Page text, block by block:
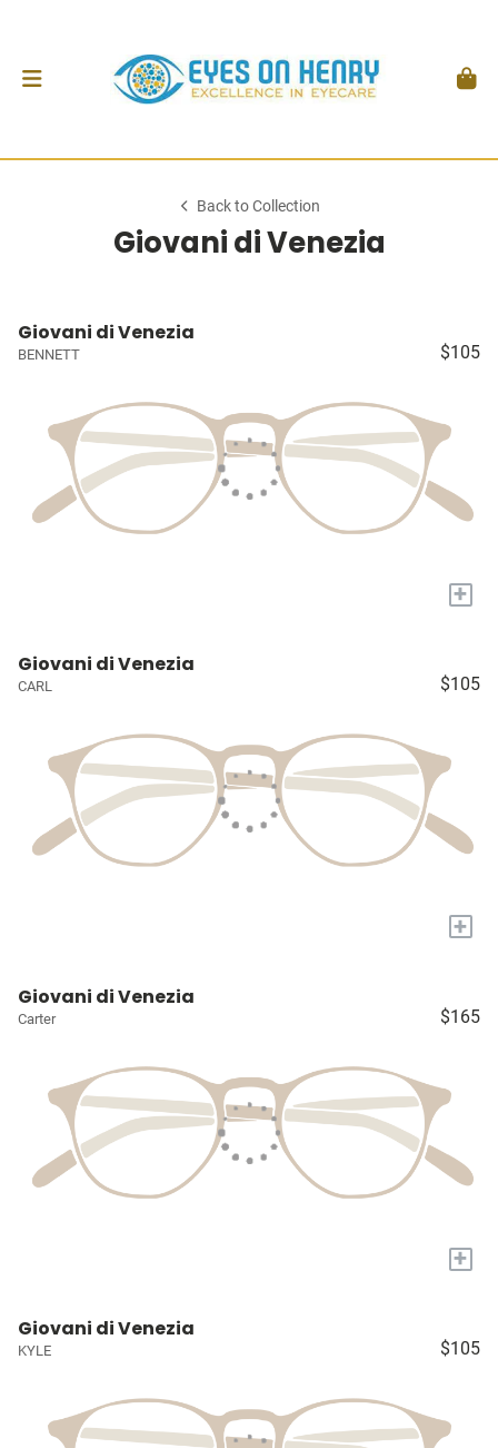
Back to Collection
Giovani di Venezia
Giovani di Venezia
BENNETT $105
+
Giovani di Venezia
CARL $105
+
Giovani di Venezia
Carter $165
+
Giovani di Venezia
KYLE $105